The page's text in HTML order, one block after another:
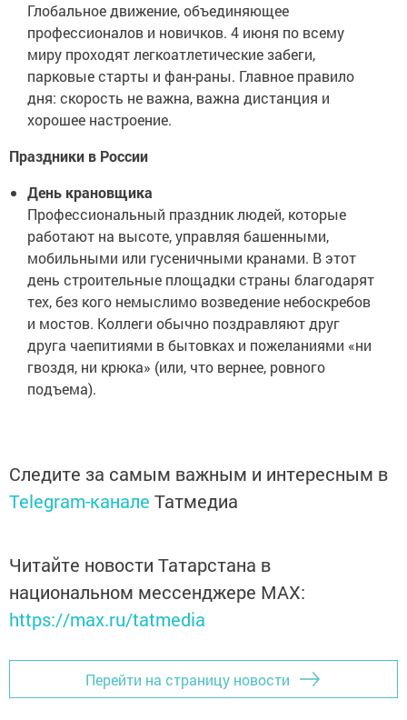
Глобальное движение, объединяющее
профессионалов и новичков. 4 июня по всему
миру проходят легкоатлетические забеги,
парковые старты и фан-раны. Главное правило
дня: скорость не важна, важна дистанция и
хорошее настроение.
Праздники в России
День крановщика
Профессиональный праздник людей, которые
работают на высоте, управляя башенными,
мобильными или гусеничными кранами. В этот
день строительные площадки страны благодарят
тех, без кого немыслимо возведение небоскребов
и мостов. Коллеги обычно поздравляют друг
друга чаепитиями в бытовках и пожеланиями «ни
гвоздя, ни крюка» (или, что вернее, ровного
подъема).
Следите за самым важным и интересным в
Telegram-канале Татмедиа
Читайте новости Татарстана в
национальном мессенджере MАХ:
https://max.ru/tatmedia
Перейти на страницу новости